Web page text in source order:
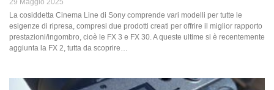
29 Maggio 2025
La cosiddetta Cinema Line di Sony comprende vari modelli per tutte le
esigenze di ripresa, compresi due prodotti creati per offrire il miglior rapporto
prestazioni/ingombro, cioè le FX 3 e FX 30. A queste ultime si è recentemente
aggiunta la FX 2, tutta da scoprire…